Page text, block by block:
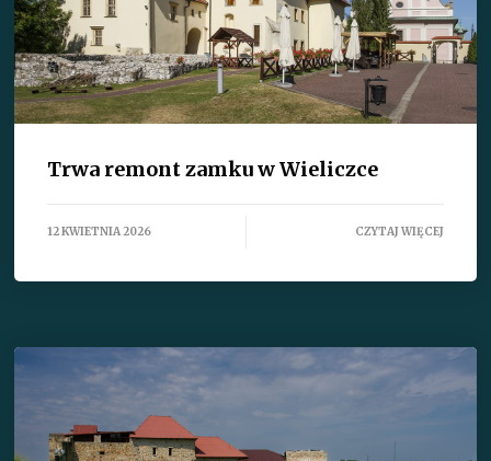
Trwa remont zamku w Wieliczce
12 KWIETNIA 2026 CZYTAJ WIĘCEJ